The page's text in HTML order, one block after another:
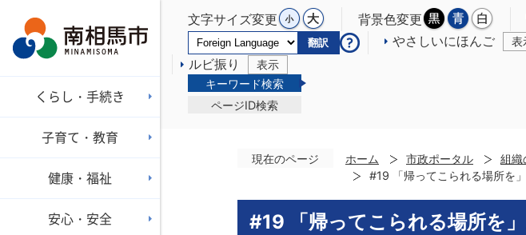
文字サイズ変更 背景色変更
翻訳 やさしいにほんご 表
ルビ振り
表示
キーワード検索
ページID検索
くらし・手続き
子育て・教育
健康・福祉
安心・安全
現在のページ ホーム 市政ポータル 組織
#19 「帰ってこられる場所を
#19 「帰ってこられる場所を